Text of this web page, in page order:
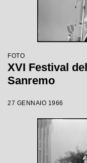
FOTO
XVI Festival
Sanremo
27 GENNAIO 1966